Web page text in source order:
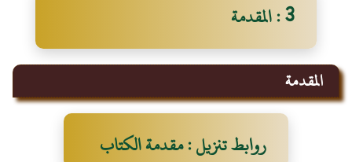
3 : المقدمة
المقدمة
روابط تنزيل : مقدمة الكتاب